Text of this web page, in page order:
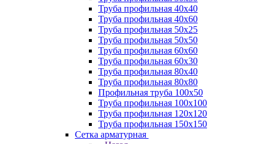
Труба профильная 40х40
Труба профильная 40х60
Труба профильная 50х25
Труба профильная 50х50
Труба профильная 60x60
Труба профильная 60х30
Труба профильная 80х40
Труба профильная 80х80
Профильная труба 100х50
Труба профильная 100х100
Труба профильная 120х120
Труба профильная 150х150
Сетка арматурная